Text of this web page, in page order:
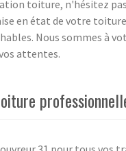
toiture, n'hésitez
en état de votre
Nous sommes à
attentes.